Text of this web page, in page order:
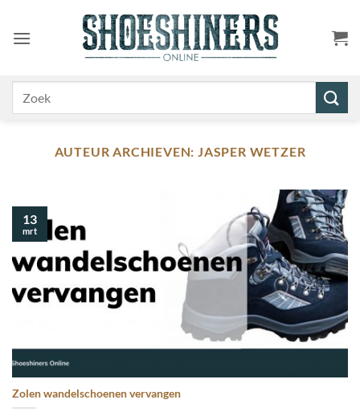
naar
inhoud
AUTEUR ARCHIEVEN: JASPER WETZER
Zolen wandelschoenen vervangen
13
mrt